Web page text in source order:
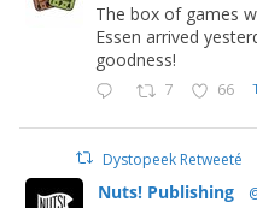
The box of games
Essen arrived
goodness!
7 66
Dystopeek Retweeté
Nuts! Publishing